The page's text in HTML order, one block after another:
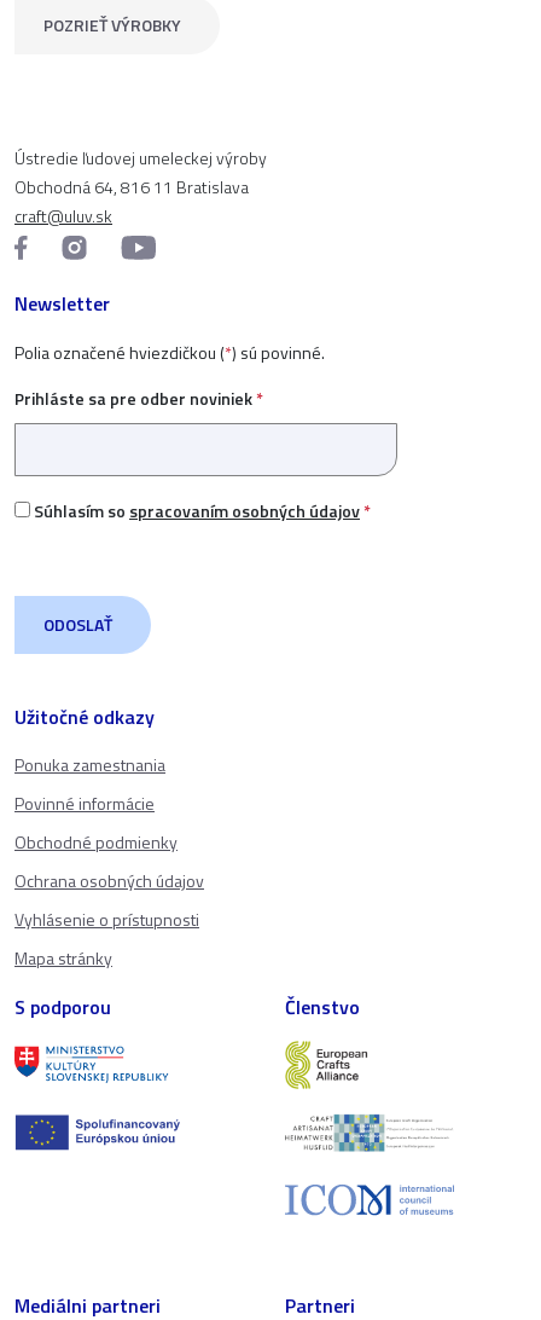
POZRIEŤ VÝROBKY
Užitočné odkazy
Ponuka zamestnania
Povinné informácie
Obchodné podmienky
Ochrana osobných údajov
Vyhlásenie o prístupnosti
Mapa stránky
Ústredie ľudovej umeleckej výroby
Obchodná 64, 816 11 Bratislava
craft@uluv.sk
Newsletter
Polia označené hviezdičkou (*) sú povinné.
Prihláste sa pre odber noviniek*
Súhlasím so spracovaním osobných údajov*
S podporou Členstvo
Mediálni partneri Partneri